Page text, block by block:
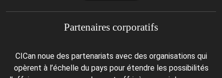
Partenaires corporatifs
CICan noue des partenariats avec des organisations qui
opèrent à l’échelle du pays pour étendre les possibilités